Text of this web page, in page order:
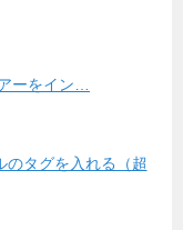
ーをイン…
のタグを入れる（超